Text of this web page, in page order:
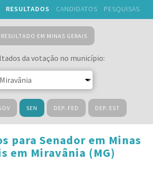
RESULTADOS CANDIDATOS PESQUISAS
RESULTADO EM MINAS GERAIS
da votação no município:
SEN DEP. FED DEP. EST
para Senador em Minas
em Miravânia (MG)